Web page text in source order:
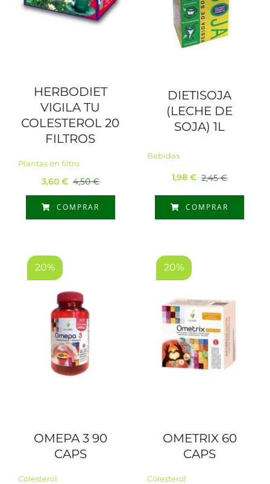
HERBODIET
VIGILA TU
COLESTEROL 20
FILTROS
Plantas en filtro
4,50€
El
original
3,60 €
El
actual
COMPRAR
DIETISOJA
(LECHE DE
SOJA) 1L
Bebidas
2,45€
El
precio
1,98 €
El
precio
COMPRAR
20%
OMEPA 3 90
CAPS
Colesterol
20%
OMETRIX 60
CAPS
Colesterol